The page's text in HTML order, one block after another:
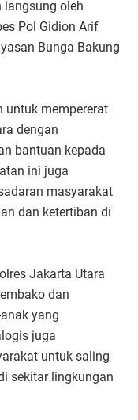
oleh
Pol Gidion Arif
Bunga Bakung
untuk mempererat
dengan
bantuan kepada
ini juga
masyarakat
dan ketertiban di
Jakarta Utara
dan
yang
juga
untuk saling
sekitar lingkungan